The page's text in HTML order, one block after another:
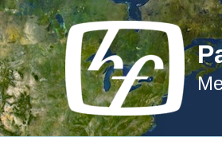
Zum
Inhalt
springen